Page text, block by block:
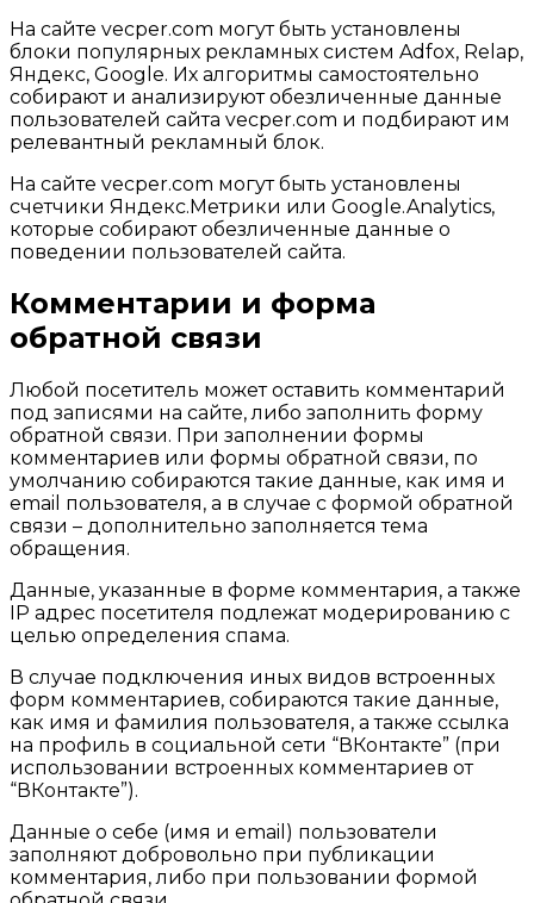
На сайте vecper.com могут быть установлены
блоки популярных рекламных систем Adfox, Relap,
Яндекс, Google. Их алгоритмы самостоятельно
собирают и анализируют обезличенные данные
пользователей сайта vecper.com и подбирают им
релевантный рекламный блок.
На сайте vecper.com могут быть установлены
счетчики Яндекс.Метрики или Google.Analytics,
которые собирают обезличенные данные о
поведении пользователей сайта.
Комментарии и форма
обратной связи
Любой посетитель может оставить комментарий
под записями на сайте, либо заполнить форму
обратной связи. При заполнении формы
комментариев или формы обратной связи, по
умолчанию собираются такие данные, как имя и
email пользователя, а в случае с формой обратной
связи – дополнительно заполняется тема
обращения.
Данные, указанные в форме комментария, а также
IP адрес посетителя подлежат модерированию с
целью определения спама.
В случае подключения иных видов встроенных
форм комментариев, собираются такие данные,
как имя и фамилия пользователя, а также ссылка
на профиль в социальной сети “ВКонтакте” (при
использовании встроенных комментариев от
“ВКонтакте”).
Данные о себе (имя и email) пользователи
заполняют добровольно при публикации
комментария, либо при пользовании формой